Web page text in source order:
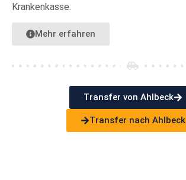
Krankenkasse.
Mehr erfahren
Transfer von Ahlbeck
Transfer nach Ahlbeck